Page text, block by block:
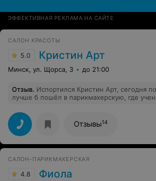
ЭФФЕКТИВНАЯ РЕКЛАМА НА САЙТЕ
САЛОН КРАСОТЫ
5.0 Кристин Арт
Минск, ул. Щорса, 3 до 21:00
Отзыв. Испортился Кристин Арт, сегодня
лучше б пошёл в парикмахерскую, где
рублей, соответственно и качество.
Отзывы14
САЛОН-ПАРИКМАХЕРСКАЯ
4.8 Фиола